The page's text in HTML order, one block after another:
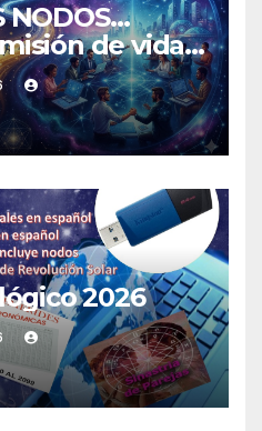
NODOS…
de vida y
2026